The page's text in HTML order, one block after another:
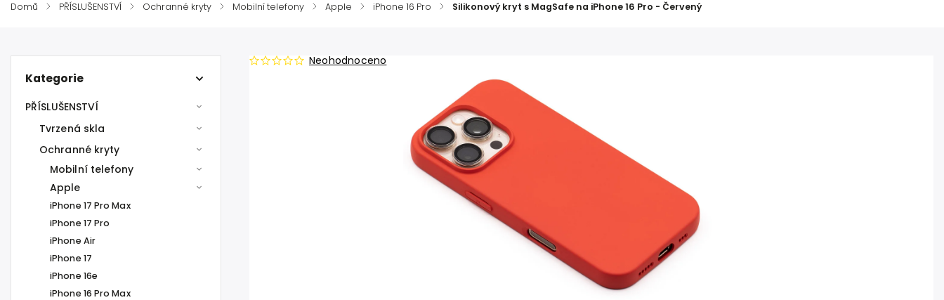
Domů / PŘÍSLUŠENSTVÍ / Ochranné kryty / Mobilní telefony / Apple / iPhone 16 Pro / Silikonový kryt s MagSafe na iPhone 16 Pro - Červený
Kategorie
PŘÍSLUŠENSTVÍ
Tvrzená skla
Ochranné kryty
Mobilní telefony
Apple
iPhone 17 Pro Max
iPhone 17 Pro
iPhone Air
iPhone 17
iPhone 16e
iPhone 16 Pro Max
Neohodnoceno